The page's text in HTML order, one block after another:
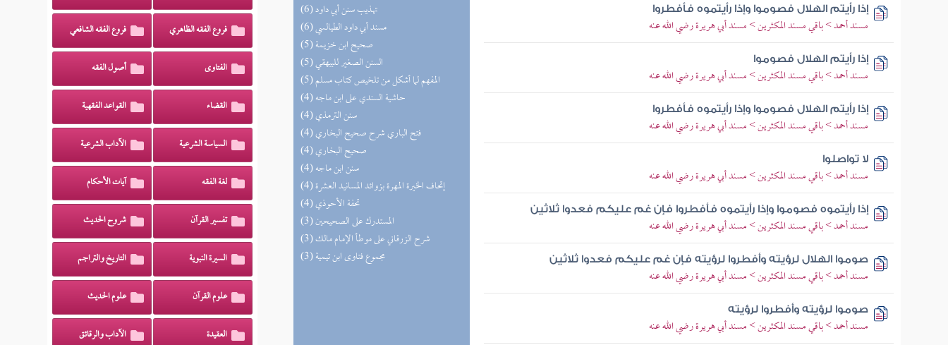
(6) تهذيب سنن أبي داود
(6) مسند أبي داود الطيالسي
(5) صحيح ابن خزيمة
(5) السنن الصغير للبيهقي
(5) المفهم لما أشكل من تلخيص كتاب مسلم
(4) حاشية السندي على ابن ماجه
(4) سنن الترمذي
(4) فتح الباري شرح صحيح البخاري
(4) صحيح البخاري
(4) سنن ابن ماجه
(4) إتحاف الخيرة المهرة بزوائد المسانيد العشرة
(4) تحفة الأحوذي
(3) المستدرك على الصحيحين
(3) شرح الزرقاني على موطأ الإمام مالك
(3) مجموع فتاوى ابن تيمية
إذا رأيتم الهلال فصوموا وإذا رأيتموه فأفطروا
مسند أحمد > باقي مسند المكثرين > مسند أبي هريرة رضي الله عنه
إذا رأيتم الهلال فصوموا
مسند أحمد > باقي مسند المكثرين > مسند أبي هريرة رضي الله عنه
إذا رأيتم الهلال فصوموا وإذا رأيتموه فأفطروا
مسند أحمد > باقي مسند المكثرين > مسند أبي هريرة رضي الله عنه
لا تواصلوا
مسند أحمد > باقي مسند المكثرين > مسند أبي هريرة رضي الله عنه
إذا رأيتموه فصوموا وإذا رأيتموه فأفطروا فإن غم عليكم فعدوا ثلاثين
مسند أحمد > باقي مسند المكثرين > مسند أبي هريرة رضي الله عنه
صوموا الهلال لرؤيته وأفطروا لرؤيته فإن غم عليكم فعدوا ثلاثين
مسند أحمد > باقي مسند المكثرين > مسند أبي هريرة رضي الله عنه
صوموا لرؤيته وأفطروا لرؤيته
مسند أحمد > باقي مسند المكثرين > مسند أبي هريرة رضي الله عنه
فروع الفقه الظاهري فروع الفقه الشافعي
الفتاوى أصول الفقه
القضاء القواعد الفقهية
السياسة الشرعية الآداب الشرعية
لغة الفقه آيات الأحكام
تفسير القرآن شروح الحديث
السيرة النبوية التاريخ والتراجم
علوم القرآن علوم الحديث
العقيدة الآداب والرقائق